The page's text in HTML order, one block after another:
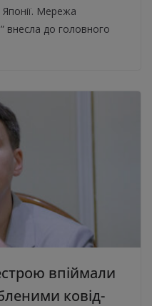
Японії. Мережа
внесла до головного
впіймали
ковід-